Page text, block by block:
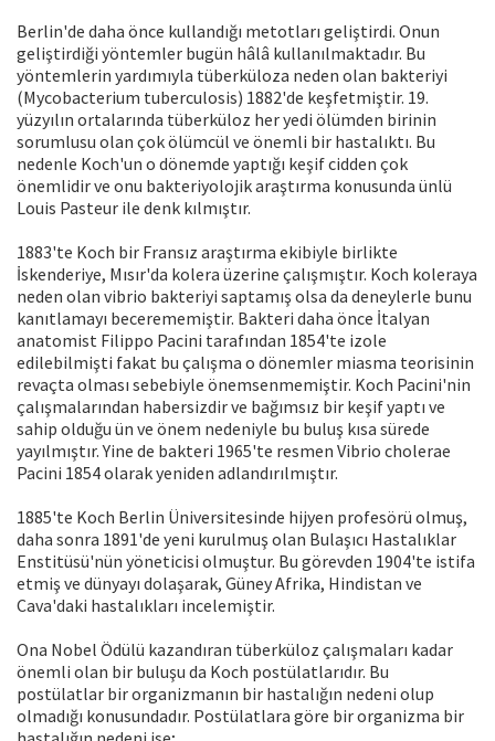
Berlin'de daha önce kullandığı metotları geliştirdi. Onun
geliştirdiği yöntemler bugün hâlâ kullanılmaktadır. Bu
yöntemlerin yardımıyla tüberküloza neden olan bakteriyi
(Mycobacterium tuberculosis) 1882'de keşfetmiştir. 19.
yüzyılın ortalarında tüberküloz her yedi ölümden birinin
sorumlusu olan çok ölümcül ve önemli bir hastalıktı. Bu
nedenle Koch'un o dönemde yaptığı keşif cidden çok
önemlidir ve onu bakteriyolojik araştırma konusunda ünlü
Louis Pasteur ile denk kılmıştır.
1883'te Koch bir Fransız araştırma ekibiyle birlikte
İskenderiye, Mısır'da kolera üzerine çalışmıştır. Koch koleraya
neden olan vibrio bakteriyi saptamış olsa da deneylerle bunu
kanıtlamayı becerememiştir. Bakteri daha önce İtalyan
anatomist Filippo Pacini tarafından 1854'te izole
edilebilmişti fakat bu çalışma o dönemler miasma teorisinin
revaçta olması sebebiyle önemsenmemiştir. Koch Pacini'nin
çalışmalarından habersizdir ve bağımsız bir keşif yaptı ve
sahip olduğu ün ve önem nedeniyle bu buluş kısa sürede
yayılmıştır. Yine de bakteri 1965'te resmen Vibrio cholerae
Pacini 1854 olarak yeniden adlandırılmıştır.
1885'te Koch Berlin Üniversitesinde hijyen profesörü olmuş,
daha sonra 1891'de yeni kurulmuş olan Bulaşıcı Hastalıklar
Enstitüsü'nün yöneticisi olmuştur. Bu görevden 1904'te istifa
etmiş ve dünyayı dolaşarak, Güney Afrika, Hindistan ve
Cava'daki hastalıkları incelemiştir.
Ona Nobel Ödülü kazandıran tüberküloz çalışmaları kadar
önemli olan bir buluşu da Koch postülatlarıdır. Bu
postülatlar bir organizmanın bir hastalığın nedeni olup
olmadığı konusundadır. Postülatlara göre bir organizma bir